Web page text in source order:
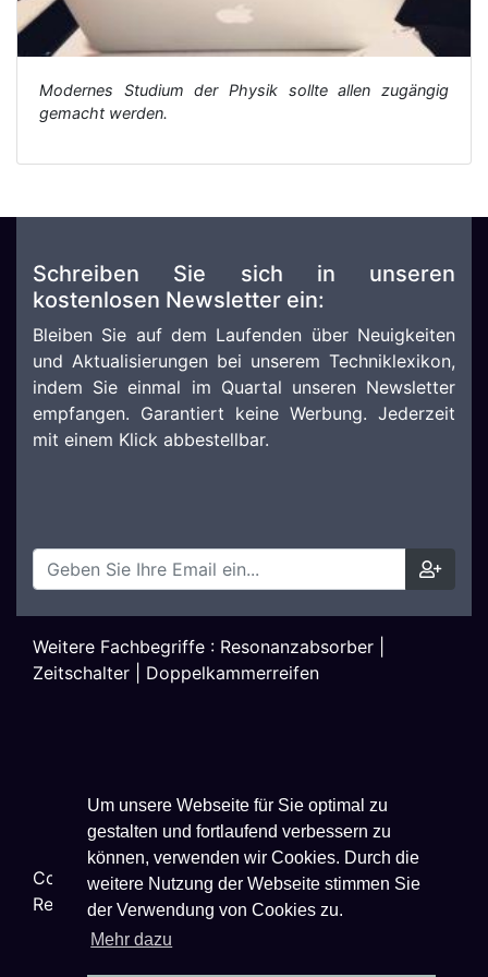
Um unsere Webseite für Sie optimal zu
gestalten und fortlaufend verbessern zu
können, verwenden wir Cookies. Durch die
weitere Nutzung der Webseite stimmen Sie
der Verwendung von Cookies zu.
Mehr dazu
Modernes Studium der Physik sollte allen zugängig
gemacht werden.
Schreiben Sie sich in unseren
kostenlosen Newsletter ein:
Bleiben Sie auf dem Laufenden über Neuigkeiten
und Aktualisierungen bei unserem Techniklexikon,
indem Sie einmal im Quartal unseren Newsletter
empfangen. Garantiert keine Werbung. Jederzeit
mit einem Klick abbestellbar.
Weitere Fachbegriffe : Resonanzabsorber
Zeitschalter
Doppelkammerreifen
Copyright © 2026Techniklexikon.net - All Rights
Reserved.